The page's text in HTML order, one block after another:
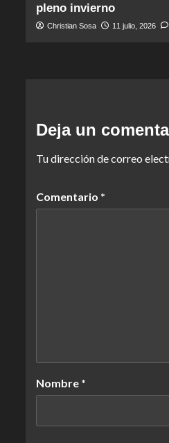
pleno invierno
Christian Sosa 11 julio, 2026
Deja un
Tu dirección de correo
Comentario *
Nombre *